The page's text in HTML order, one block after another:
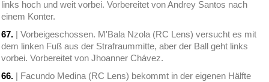
links hoch und weit vorbei. Vorbereitet von Andrey Santos nach
einem Konter.
67. | Vorbeigeschossen. M'Bala Nzola (RC Lens) versucht es mit
dem linken Fuß aus der Strafraummitte, aber der Ball geht links
vorbei. Vorbereitet von Jhoanner Chávez.
66. | Facundo Medina (RC Lens) bekommt in der eigenen Hälfte